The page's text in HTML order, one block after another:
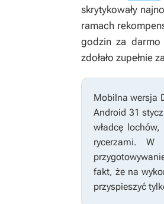
skrytykowały
ramach
godzin za darmo
zdołało zupełnie
Mobilna wersja
Android 31
władcę
rycerzami.
fakt, że na
przyspieszyć